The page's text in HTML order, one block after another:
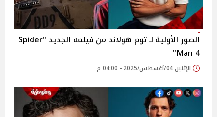
الصور الأولية لـ توم هولاند من فيلمه الجديد "Spider
Man 4"
الإثنين 04/أغسطس/2025 - 04:00 م